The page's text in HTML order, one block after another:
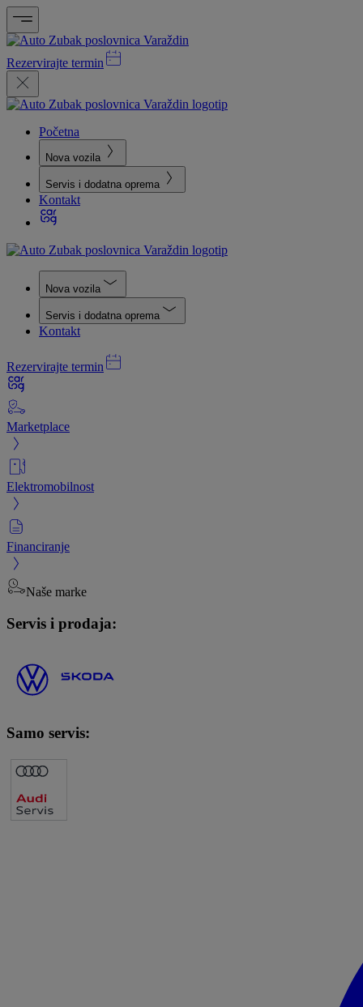
Rezervirajte termin
Početna
Nova vozila
Servis i dodatna oprema
Kontakt
Nova vozila
Servis i dodatna oprema
Kontakt
Rezervirajte termin
Marketplace
Elektromobilnost
Financiranje
Naše marke
Servis i prodaja:
Samo servis: